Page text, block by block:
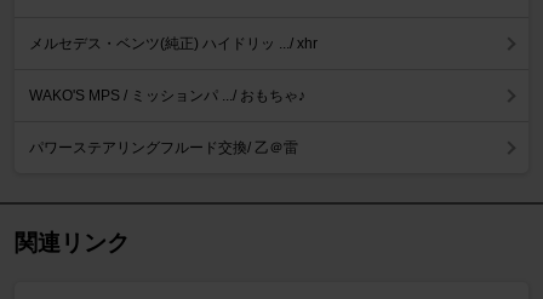
メルセデス・ベンツ(純正) ハイドリッ .../ xhr
WAKO'S MPS / ミッションパ .../ おもちゃ♪
パワーステアリングフルード交換/ 乙＠雷
関連リンク